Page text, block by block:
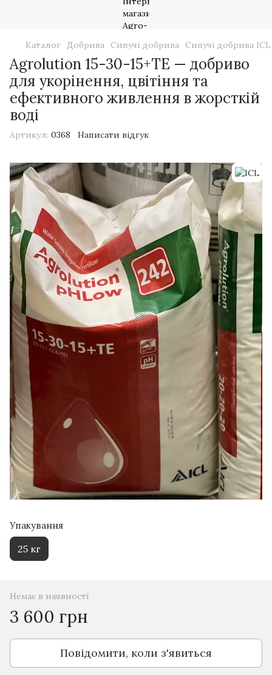
Каталог Добрива Сипучі добрива Сипучі добрива ICL
Agrolution 15-30-15+TE — добриво
для укорінення, цвітіння та
ефективного живлення в жорсткій
воді
Артикул: 0368 Написати відгук
Упакування
25 кг
Немає в наявності
3 600 грн
Повідомити, коли з'явиться